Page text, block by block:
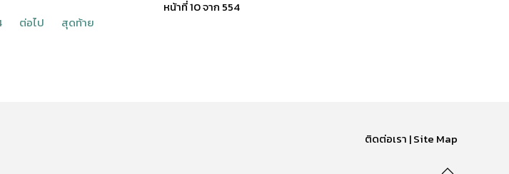
หน้าที่ 10 จาก 554
ต่อไป สุดท้าย
ติดต่อเรา | Site Map